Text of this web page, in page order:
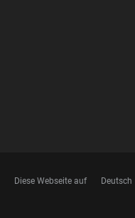
Diese Webseite auf Deutsch